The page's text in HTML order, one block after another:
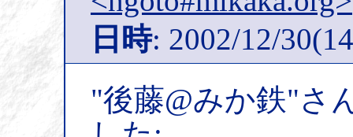
日時: 2002/12/
"後藤@みか鉄"さ